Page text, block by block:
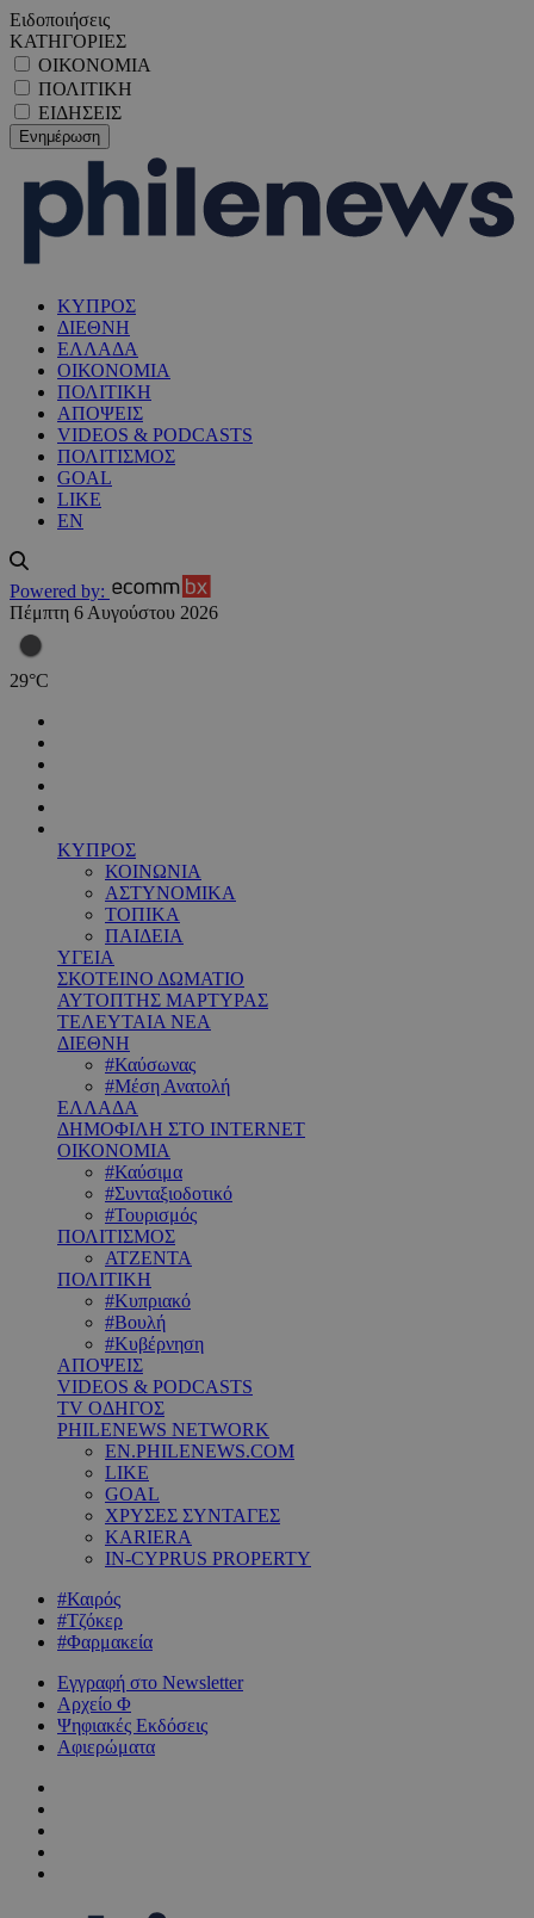
Ειδοποιήσεις
ΚΑΤΗΓΟΡΙΕΣ
ΟΙΚΟΝΟΜΙΑ
ΠΟΛΙΤΙΚΗ
ΕΙΔΗΣΕΙΣ
ΚΥΠΡΟΣ
ΔΙΕΘΝΗ
ΕΛΛΑΔΑ
ΟΙΚΟΝΟΜΙΑ
ΠΟΛΙΤΙΚΗ
ΑΠΟΨΕΙΣ
VIDEOS & PODCASTS
ΠΟΛΙΤΙΣΜΟΣ
GOAL
LIKE
EN
Powered by:
Πέμπτη 6 Αυγούστου 2026
29°C
ΚΥΠΡΟΣ
ΚΟΙΝΩΝΙΑ
ΑΣΤΥΝΟΜΙΚΑ
ΤΟΠΙΚΑ
ΠΑΙΔΕΙΑ
ΥΓΕΙΑ
ΣΚΟΤΕΙΝΟ ΔΩΜΑΤΙΟ
ΑΥΤΟΠΤΗΣ ΜΑΡΤΥΡΑΣ
ΤΕΛΕΥΤΑΙΑ ΝΕΑ
ΔΙΕΘΝΗ
#Καύσωνας
#Μέση Ανατολή
ΕΛΛΑΔΑ
ΔΗΜΟΦΙΛΗ ΣΤΟ INTERNET
ΟΙΚΟΝΟΜΙΑ
#Καύσιμα
#Συνταξιοδοτικό
#Τουρισμός
ΠΟΛΙΤΙΣΜΟΣ
ΑΤΖΕΝΤΑ
ΠΟΛΙΤΙΚΗ
#Κυπριακό
#Βουλή
#Κυβέρνηση
ΑΠΟΨΕΙΣ
VIDEOS & PODCASTS
TV ΟΔΗΓΟΣ
PHILENEWS NETWORK
EN.PHILENEWS.COM
LIKE
GOAL
ΧΡΥΣΕΣ ΣΥΝΤΑΓΕΣ
KARIERA
IN-CYPRUS PROPERTY
#Καιρός
#Τζόκερ
#Φαρμακεία
Εγγραφή στο Newsletter
Αρχείο Φ
Ψηφιακές Εκδόσεις
Αφιερώματα